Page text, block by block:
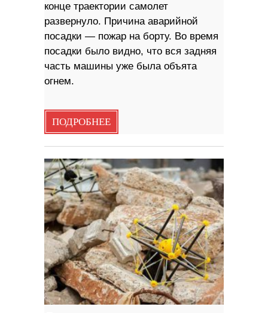
конце траектории самолет
развернуло. Причина аварийной
посадки — пожар на борту. Во время
посадки было видно, что вся задняя
часть машины уже была объята
огнем.
ПОДРОБНЕЕ